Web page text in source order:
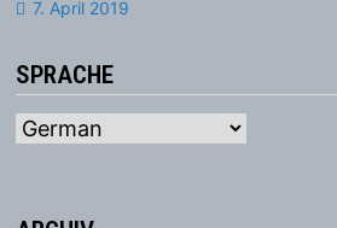
7. April 2019
SPRACHE